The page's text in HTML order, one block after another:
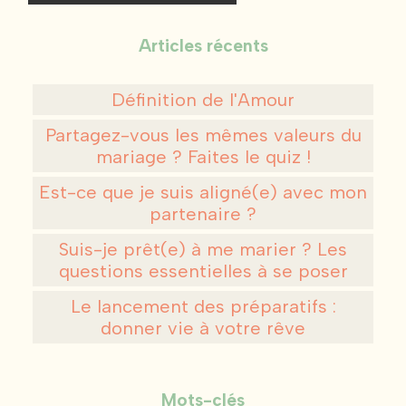
Articles récents
Définition de l'Amour
Partagez-vous les mêmes valeurs du
mariage ? Faites le quiz !
Est-ce que je suis aligné(e) avec mon
partenaire ?
Suis-je prêt(e) à me marier ? Les
questions essentielles à se poser
Le lancement des préparatifs :
donner vie à votre rêve
Mots-clés